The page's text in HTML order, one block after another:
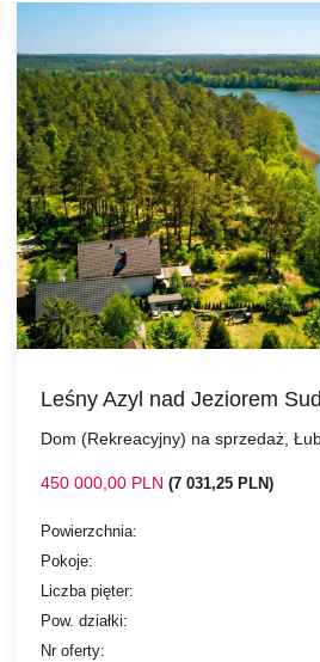
Leśny Azyl nad Jeziorem
Dom (Rekreacyjny) na sprzedaż,
450 000,00 PLN (7 031,25 PLN)
Powierzchnia:
Pokoje:
Liczba pięter:
Pow. działki:
Nr oferty: